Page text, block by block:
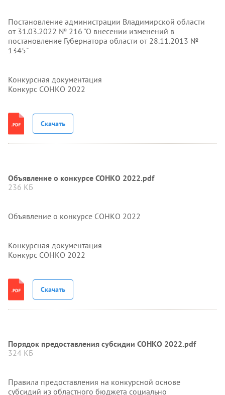
Постановление администрации Владимирской области
от 31.03.2022 № 216 "О внесении изменений в
постановление Губернатора области от 28.11.2013 №
1345"
Конкурсная документация
Конкурс СОНКО 2022
Скачать
Объявление о конкурсе СОНКО 2022.pdf
236 КБ
Объявление о конкурсе СОНКО 2022
Конкурсная документация
Конкурс СОНКО 2022
Скачать
Порядок предоставления субсидии СОНКО 2022.pdf
324 КБ
Правила предоставления на конкурсной основе
субсидий из областного бюджета социально